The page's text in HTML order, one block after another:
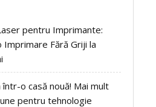
pentru Imprimante:
Imprimare Fără Griji la
o casă nouă! Mai mult
pentru tehnologie